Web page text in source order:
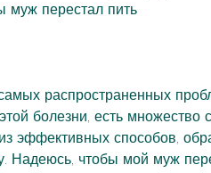
муж перестал пить
распространенных
болезни, есть множество
эффективных способов,
Надеюсь, чтобы мой муж